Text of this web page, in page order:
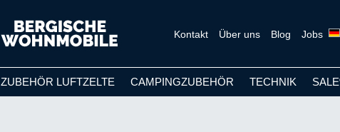
Kontakt Über uns Blog Jobs
ZUBEHÖR LUFTZELTE CAMPINGZUBEHÖR TECHNIK